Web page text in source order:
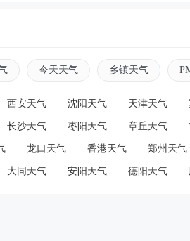
今天天气 乡镇天气
西安天气 沈阳天气 天津天气
长沙天气 枣阳天气 章丘天气
龙口天气 香港天气 郑州天气
大同天气 安阳天气 德阳天气